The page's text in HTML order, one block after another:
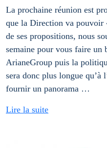
La prochaine réunion est
que la Direction va pouvoir
de ses propositions, nous
semaine pour vous faire un
ArianeGroup puis la
sera donc plus longue qu’à
fournir un panorama …
Lire la suite